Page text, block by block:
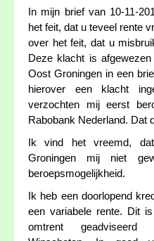
In mijn brief van 10-11-
het feit, dat u teveel rente
over het feit, dat u
Deze klacht is
Oost Groningen in een
hierover een klacht
verzochten mij eerst
Rabobank Nederland. Dat
Ik vind het vreemd,
Groningen mij niet
beroepsmogelijkheid.
Ik heb een doorlopend
een variabele rente. Dit
omtrent